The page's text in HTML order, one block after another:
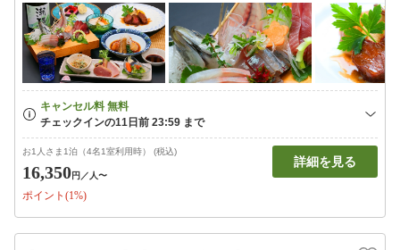
お1人さま1泊（4名1室利用時） (税込)
16,350円 ／人〜
ポイント(1%)
詳細を見る